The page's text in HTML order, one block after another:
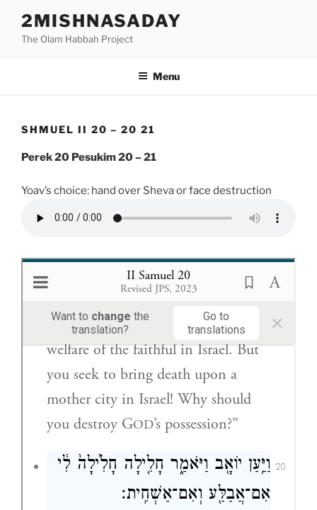
content
2MISHNASADAY
The Olam Habbah Project
Menu
SHMUEL II 20 – 20 21
Perek 20 Pesukim 20 – 21
Yoav’s choice: hand over Sheva or face destruction